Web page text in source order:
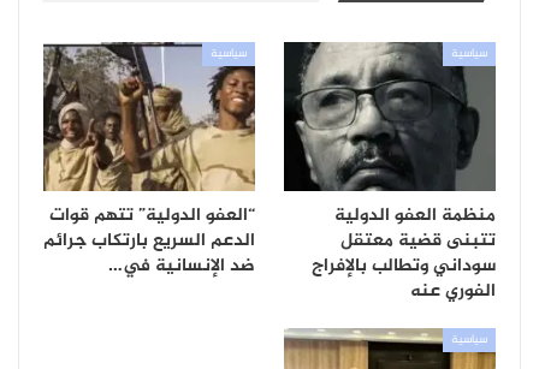
سياسية
منظمة العفو الدولية
تتبنى قضية معتقل
سوداني وتطالب بالإفراج
الفوري عنه
سياسية
“العفو الدولية” تتهم قوات
الدعم السريع بارتكاب جرائم
ضد الإنسانية في…
سياسية